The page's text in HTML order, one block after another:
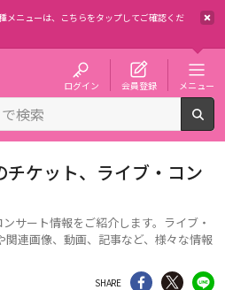
ニューは、
こちらをタップしてご確認くだ
ログイン 会員登録 メニュー
ケット、ライブ・コン
サート情報をご紹介します。ライブ・
関連画像、動画、記事など、様々な情報
SHARE シェア Twitter